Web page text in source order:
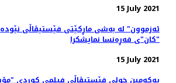
15 July 2021
"کان"ی فه‌ڕه‌نسا نمایشکرا
15 July 2021
یەکەمین خولی فێستیڤاڵی فیلمی کوردی